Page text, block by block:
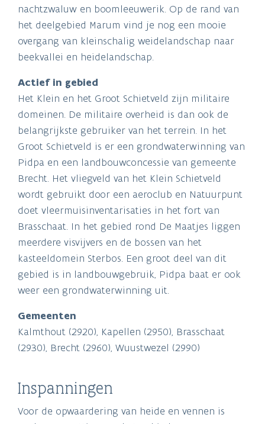
nachtzwaluw en boomleeuwerik. Op de rand van
het deelgebied Marum vind je nog een mooie
overgang van kleinschalig weidelandschap naar
beekvallei en heidelandschap.
Actief in gebied
Het Klein en het Groot Schietveld zijn militaire
domeinen. De militaire overheid is dan ook de
belangrijkste gebruiker van het terrein. In het
Groot Schietveld is er een grondwaterwinning van
Pidpa en een landbouwconcessie van gemeente
Brecht. Het vliegveld van het Klein Schietveld
wordt gebruikt door een aeroclub en Natuurpunt
doet vleermuisinventarisaties in het fort van
Brasschaat. In het gebied rond De Maatjes liggen
meerdere visvijvers en de bossen van het
kasteeldomein Sterbos. Een groot deel van dit
gebied is in landbouwgebruik, Pidpa baat er ook
weer een grondwaterwinning uit.
Gemeenten
Kalmthout (2920), Kapellen (2950), Brasschaat
(2930), Brecht (2960), Wuustwezel (2990)
Inspanningen
Voor de opwaardering van heide en vennen is